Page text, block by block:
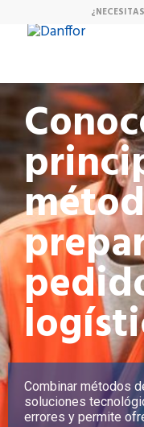
Combinar métodos
soluciones
errores y permite